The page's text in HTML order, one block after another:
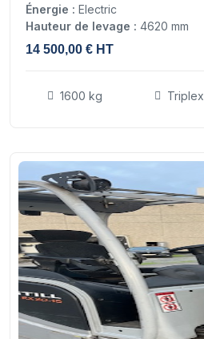
Énergie : Electric
Hauteur de levage : 4620 mm
14 500,00 € HT
1600 kg Triplex